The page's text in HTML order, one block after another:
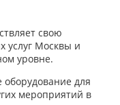
свою
услуг Москвы и
уровне.
для
мероприятий в